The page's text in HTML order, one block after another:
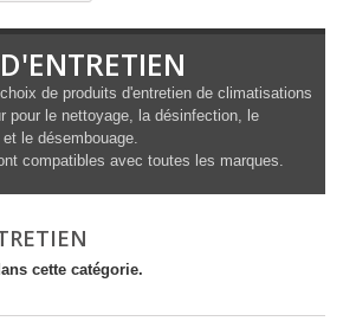
de produits d'entretien de climatisations
pour le nettoyage, la désinfection, le
le désembouage.
compatibles avec toutes les marques.
cette catégorie.